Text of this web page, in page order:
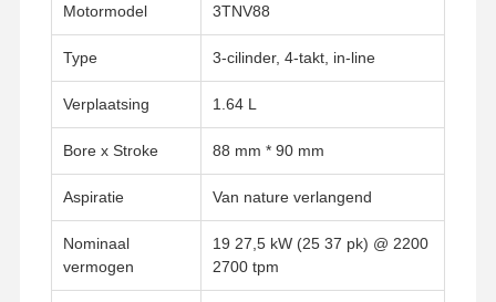
Motormodel 3TNV88
Type 3-cilinder, 4-takt, in-line
Verplaatsing 1.64 L
Bore x Stroke 88 mm * 90 mm
Aspiratie Van nature verlangend
Nominaal
vermogen
19 27,5 kW (25 37 pk) @ 2200
2700 tpm